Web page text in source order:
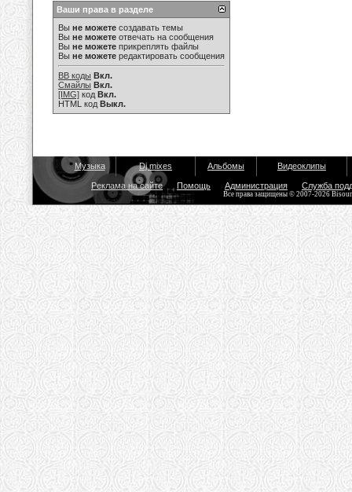
Ваши права в разделе
Вы не можете создавать темы
Вы не можете отвечать на сообщения
Вы не можете прикреплять файлы
Вы не можете редактировать сообщения
BB коды Вкл.
Смайлы Вкл.
[IMG] код Вкл.
HTML код Выкл.
Музыка Dj mixes Альбомы Видеоклипы
Реклама на сайте Помощь Администрация Служба
Все права защищены © 2007-2026